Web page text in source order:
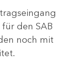
den SAB
noch mit